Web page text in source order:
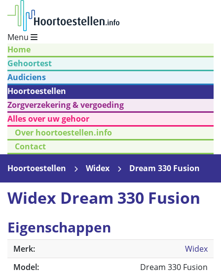
Menu
Home
Gehoortest
Audiciens
Hoortoestellen
Zorgverzekering & vergoeding
Alles over uw gehoor
Over hoortoestellen.info
Contact
Hoortoestellen
Widex Dream 330 Fusion
Widex Dream 330 Fusion
Eigenschappen
Merk:
Widex
Model:
Dream 330 Fusion